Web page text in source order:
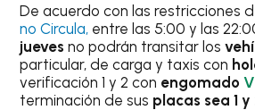
De acuerdo con las restricciones
no Circula, entre las 5:00 y las
jueves no podrán transitar los
particular, de carga y taxis con
verificación 1 y 2 con engomado
terminación de sus placas sea 1 y